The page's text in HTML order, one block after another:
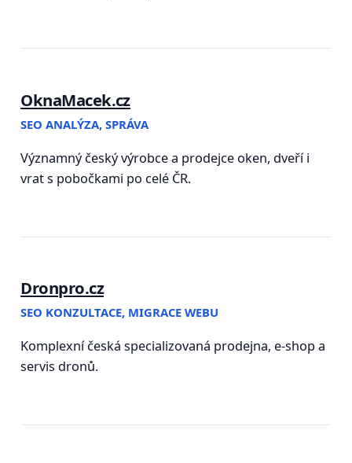
OknaMacek.cz
SEO ANALÝZA, SPRÁVA
Významný český výrobce a prodejce oken, dveří i
vrat s pobočkami po celé ČR.
Dronpro.cz
SEO KONZULTACE, MIGRACE WEBU
Komplexní česká specializovaná prodejna, e-shop a
servis dronů.